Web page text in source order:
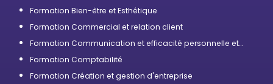
Formation Bien-être et Esthétique
Formation Commercial et relation client
Formation Communication et efficacité personnelle et
Formation Comptabilité
Formation Création et gestion d'entreprise